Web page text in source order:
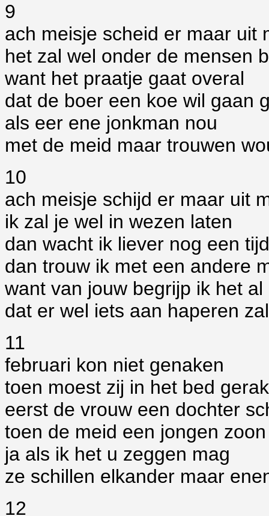
9
ach meisje scheid er maar uit
het zal wel onder de mensen
want het praatje gaat overal
dat de boer een koe wil gaan
als eer ene jonkman nou
met de meid maar trouwen
10
ach meisje schijd er maar uit
ik zal je wel in wezen laten
dan wacht ik liever nog een tijd
dan trouw ik met een andere
want van jouw begrijp ik het al
dat er wel iets aan haperen zal
11
februari kon niet genaken
toen moest zij in het bed
eerst de vrouw een dochter
toen de meid een jongen zoon
ja als ik het u zeggen mag
ze schillen elkander maar
12